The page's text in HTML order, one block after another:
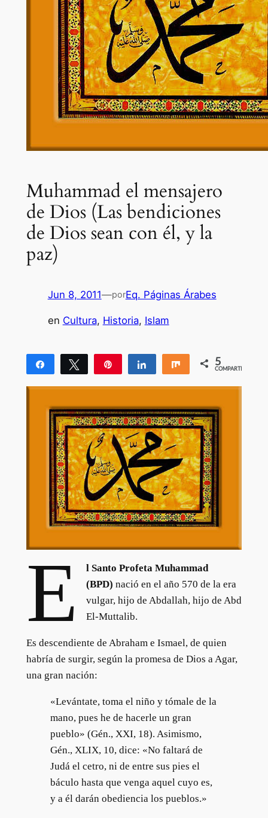
Muhammad el mensajero
de Dios (Las bendiciones
de Dios sean con él, y la
paz)
Jun 8, 2011—porEq. Páginas Árabes
en Cultura, Historia, Islam
Compartir Twittear Compartir Compartir
5
COMPARTIR
E
l Santo Profeta Muhammad
(BPD) nació en el año 570 de la era
vulgar, hijo de Abdallah, hijo de Abd
El-Muttalib.
Es descendiente de Abraham e Ismael, de quien
habría de surgir, según la promesa de Dios a Agar,
una gran nación:
«Levántate, toma el niño y tómale de la
mano, pues he de hacerle un gran
pueblo» (Gén., XXI, 18). Asimismo,
Gén., XLIX, 10, dice: «No faltará de
Judá el cetro, ni de entre sus pies el
báculo hasta que venga aquel cuyo es,
y a él darán obediencia los pueblos.»